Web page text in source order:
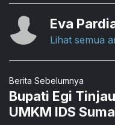
Eva
Lihat semua
Berita Sebelumnya
Bupati Egi
UMKM IDS